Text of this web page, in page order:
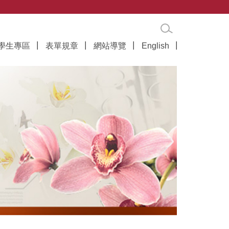
生專區 表單規章 網站導覽 English